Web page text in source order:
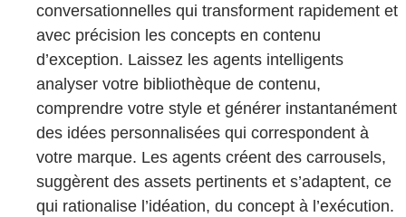
conversationnelles qui transforment rapidement et
avec précision les concepts en contenu
d’exception. Laissez les agents intelligents
analyser votre bibliothèque de contenu,
comprendre votre style et générer instantanément
des idées personnalisées qui correspondent à
votre marque. Les agents créent des carrousels,
suggèrent des assets pertinents et s’adaptent, ce
qui rationalise l’idéation, du concept à l’exécution.